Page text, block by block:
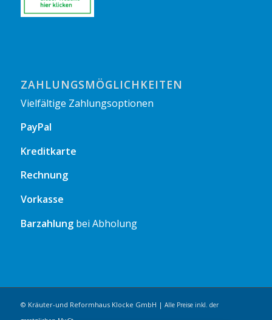
ZAHLUNGSMÖGLICHKEITEN
Vielfältige Zahlungsoptionen
PayPal
Kreditkarte
Rechnung
Vorkasse
Barzahlungbei Abholung
© Kräuter-und Reformhaus Klocke GmbH | Alle Preise inkl. der